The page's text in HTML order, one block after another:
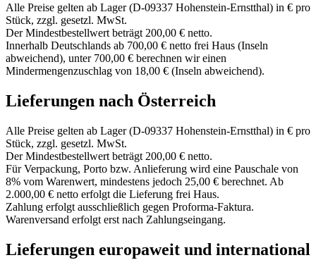
Alle Preise gelten ab Lager (D-09337 Hohenstein-Ernstthal) in € pro
Stück, zzgl. gesetzl. MwSt.
Der Mindestbestellwert beträgt 200,00 € netto.
Innerhalb Deutschlands ab 700,00 € netto frei Haus (Inseln
abweichend), unter 700,00 € berechnen wir einen
Mindermengenzuschlag von 18,00 € (Inseln abweichend).
Lieferungen nach Österreich
Alle Preise gelten ab Lager (D-09337 Hohenstein-Ernstthal) in € pro
Stück, zzgl. gesetzl. MwSt.
Der Mindestbestellwert beträgt 200,00 € netto.
Für Verpackung, Porto bzw. Anlieferung wird eine Pauschale von
8% vom Warenwert, mindestens jedoch 25,00 € berechnet. Ab
2.000,00 € netto erfolgt die Lieferung frei Haus.
Zahlung erfolgt ausschließlich gegen Proforma-Faktura.
Warenversand erfolgt erst nach Zahlungseingang.
Lieferungen europaweit und international